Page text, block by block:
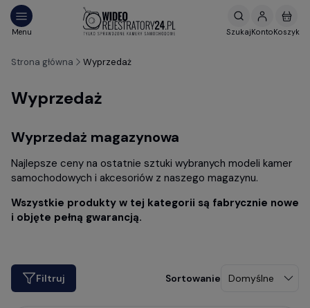
Strona główna Wyprzedaż
Wyprzedaż
Wyprzedaż magazynowa
Najlepsze ceny na ostatnie sztuki wybranych modeli kamer
samochodowych i akcesoriów z naszego magazynu.
Wszystkie produkty w tej kategorii są fabrycznie nowe
i objęte pełną gwarancją.
Filtruj